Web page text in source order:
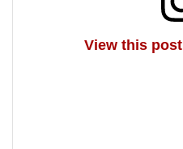
View this